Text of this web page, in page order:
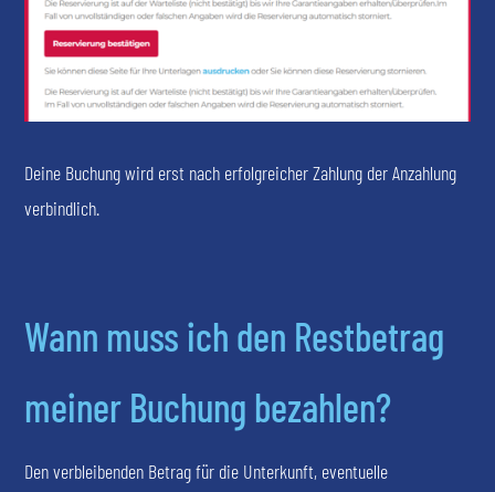
Deine Buchung wird erst nach erfolgreicher Zahlung der Anzahlung
verbindlich.
Wann muss ich den Restbetrag
meiner Buchung bezahlen?
Den verbleibenden Betrag für die Unterkunft, eventuelle